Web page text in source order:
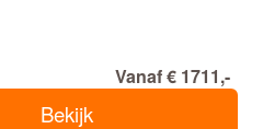
Vanaf € 1711,-
Bekijk